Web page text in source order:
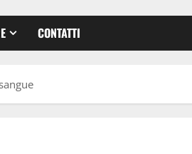
CONTATTI